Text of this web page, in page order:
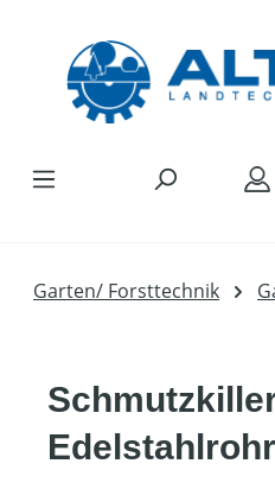
Garten/ Forsttechnik
Edelstahlrohr